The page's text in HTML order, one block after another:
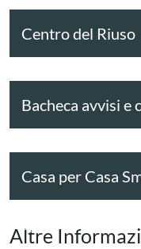
Centro del Riuso
Bacheca avvisi e
Casa per Casa
Altre